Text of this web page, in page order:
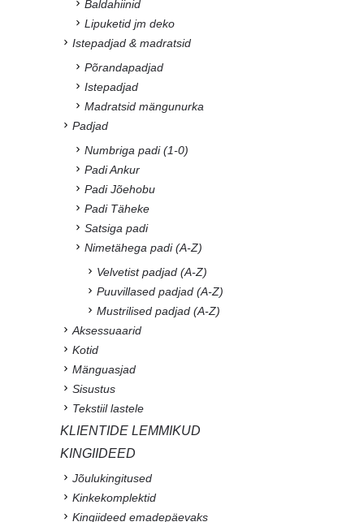
Baldahiinid
Lipuketid jm deko
Istepadjad & madratsid
Põrandapadjad
Istepadjad
Madratsid mängunurka
Padjad
Numbriga padi (1-0)
Padi Ankur
Padi Jõehobu
Padi Täheke
Satsiga padi
Nimetähega padi (A-Z)
Velvetist padjad (A-Z)
Puuvillased padjad (A-Z)
Mustrilised padjad (A-Z)
Aksessuaarid
Kotid
Mänguasjad
Sisustus
Tekstiil lastele
KLIENTIDE LEMMIKUD
KINGIIDEED
Jõulukingitused
Kinkekomplektid
Kingiideed emadepäevaks